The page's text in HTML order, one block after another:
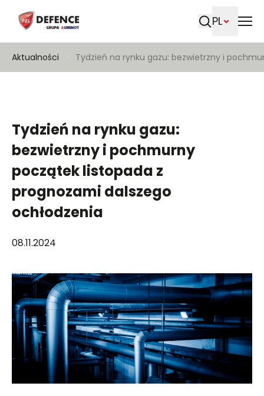
PL
Aktualności Tydzień na rynku gazu: bezwietrzny i
Tydzień na rynku gazu:
bezwietrzny i pochmurny
początek listopada z
prognozami dalszego
ochłodzenia
08.11.2024